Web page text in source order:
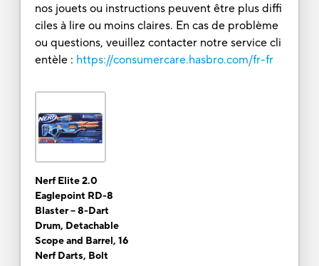
nos jouets ou instructions peuvent être plus diffi
ciles à lire ou moins claires. En cas de problème
ou questions, veuillez contacter notre service cli
entèle : https://consumercare.hasbro.com/fr-fr
Nerf Elite 2.0
Eaglepoint RD-8
Blaster -- 8-Dart
Drum, Detachable
Scope and Barrel, 16
Nerf Darts, Bolt